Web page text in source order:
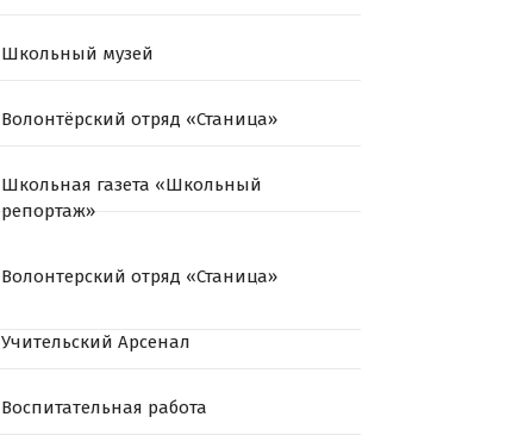
Школьный музей
Волонтёрский отряд «Станица»
Школьная газета «Школьный
репортаж»
Волонтерский отряд «Станица»
Учительский Арсенал
Воспитательная работа